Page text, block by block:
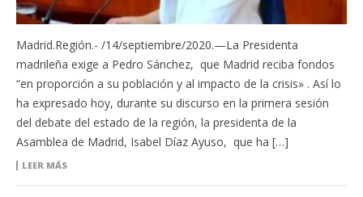
Madrid.Región.- /14/septiembre/2020.—La Presidenta
madrileña exige a Pedro Sánchez, que Madrid reciba fondos
“en proporción a su población y al impacto de la crisis» . Así lo
ha expresado hoy, durante su discurso en la primera sesión
del debate del estado de la región, la presidenta de la
Asamblea de Madrid, Isabel Díaz Ayuso, que ha […]
LEER MÁS